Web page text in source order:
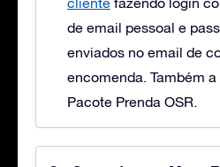
de email pessoal e
enviados no email de
encomenda. Também
Pacote Prenda OSR.